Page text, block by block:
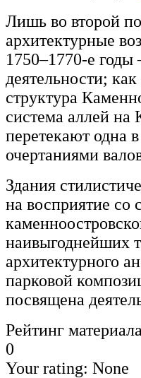
Лишь во второй
архитектурные
1750–1770-е годы
деятельности;
структура
система аллей
перетекают одна
очертаниями
Здания
на восприятие
наивыгоднейших
архитектурного
парковой
посвящена
Рейтинг
0
Your rating: None